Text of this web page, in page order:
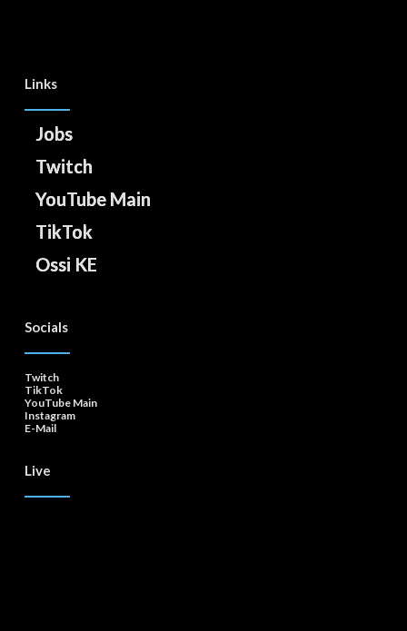
Links
Jobs
Twitch
YouTube Main
TikTok
Ossi KE
Socials
Twitch
TikTok
YouTube Main
Instagram
E-Mail
Live